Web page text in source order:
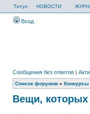
Титул НОВОСТИ
Вход
Сообщения без ответов |
Список форумов » Конкурсы
Вещи,